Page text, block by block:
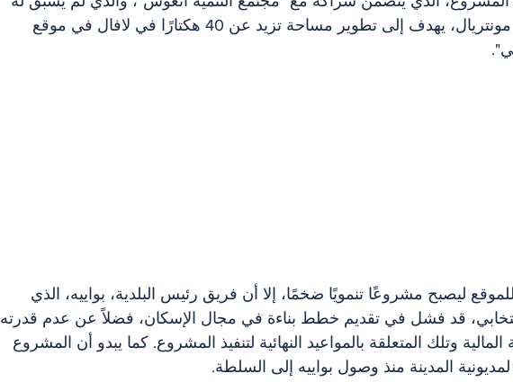
تنفيذ أي مشروع خارج مونتريال، يهدف إلى تطوير مساحة تزيد عن 40 هكتارًا في لافال في موقع
ليصبح مشروعًا تنمويًا ضخمًا، إلا أن فريق رئيس البلدية، بواييه، الذي
قد فشل في تقديم خطط بناءة في مجال الإسكان، فضلاً عن عدم قدرته
وتلك المتعلقة بالمواعيد النهائية لتنفيذ المشروع. كما يبدو أن المشروع
المدينة منذ وصول بواييه إلى السلطة.